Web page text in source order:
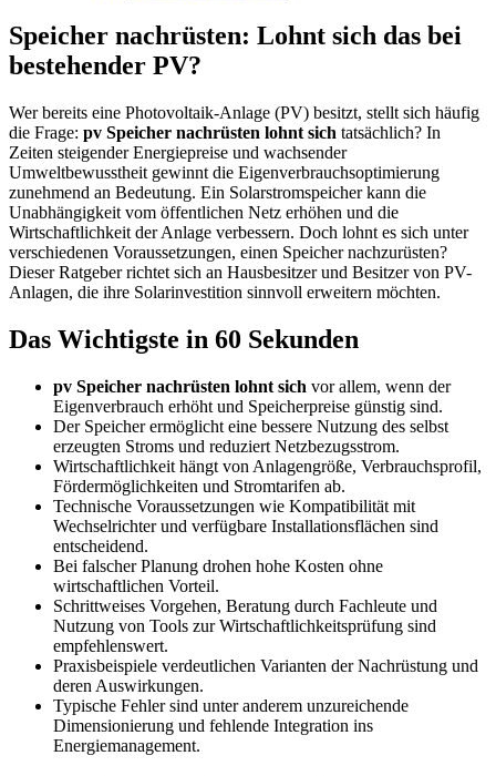
Speicher nachrüsten: Lohnt sich das bei
bestehender PV?
Wer bereits eine Photovoltaik-Anlage (PV) besitzt, stellt sich häufig
die Frage: pv Speicher nachrüsten lohnt sich tatsächlich? In
Zeiten steigender Energiepreise und wachsender
Umweltbewusstheit gewinnt die Eigenverbrauchsoptimierung
zunehmend an Bedeutung. Ein Solarstromspeicher kann die
Unabhängigkeit vom öffentlichen Netz erhöhen und die
Wirtschaftlichkeit der Anlage verbessern. Doch lohnt es sich unter
verschiedenen Voraussetzungen, einen Speicher nachzurüsten?
Dieser Ratgeber richtet sich an Hausbesitzer und Besitzer von PV-
Anlagen, die ihre Solarinvestition sinnvoll erweitern möchten.
Das Wichtigste in 60 Sekunden
pv Speicher nachrüsten lohnt sich vor allem, wenn der
Eigenverbrauch erhöht und Speicherpreise günstig sind.
Der Speicher ermöglicht eine bessere Nutzung des selbst
erzeugten Stroms und reduziert Netzbezugsstrom.
Wirtschaftlichkeit hängt von Anlagengröße, Verbrauchsprofil,
Fördermöglichkeiten und Stromtarifen ab.
Technische Voraussetzungen wie Kompatibilität mit
Wechselrichter und verfügbare Installationsflächen sind
entscheidend.
Bei falscher Planung drohen hohe Kosten ohne
wirtschaftlichen Vorteil.
Schrittweises Vorgehen, Beratung durch Fachleute und
Nutzung von Tools zur Wirtschaftlichkeitsprüfung sind
empfehlenswert.
Praxisbeispiele verdeutlichen Varianten der Nachrüstung und
deren Auswirkungen.
Typische Fehler sind unter anderem unzureichende
Dimensionierung und fehlende Integration ins
Energiemanagement.